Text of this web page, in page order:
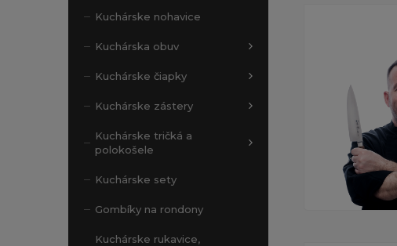
Kuchárske nohavice
Kuchárska obuv
Kuchárske čiapky
Kuchárske zástery
Kuchárske tričká a
polokošele
Kuchárske sety
Gombíky na rondony
Kuchárske rukavice,